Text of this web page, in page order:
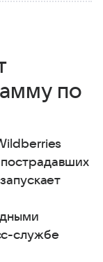
по
службе